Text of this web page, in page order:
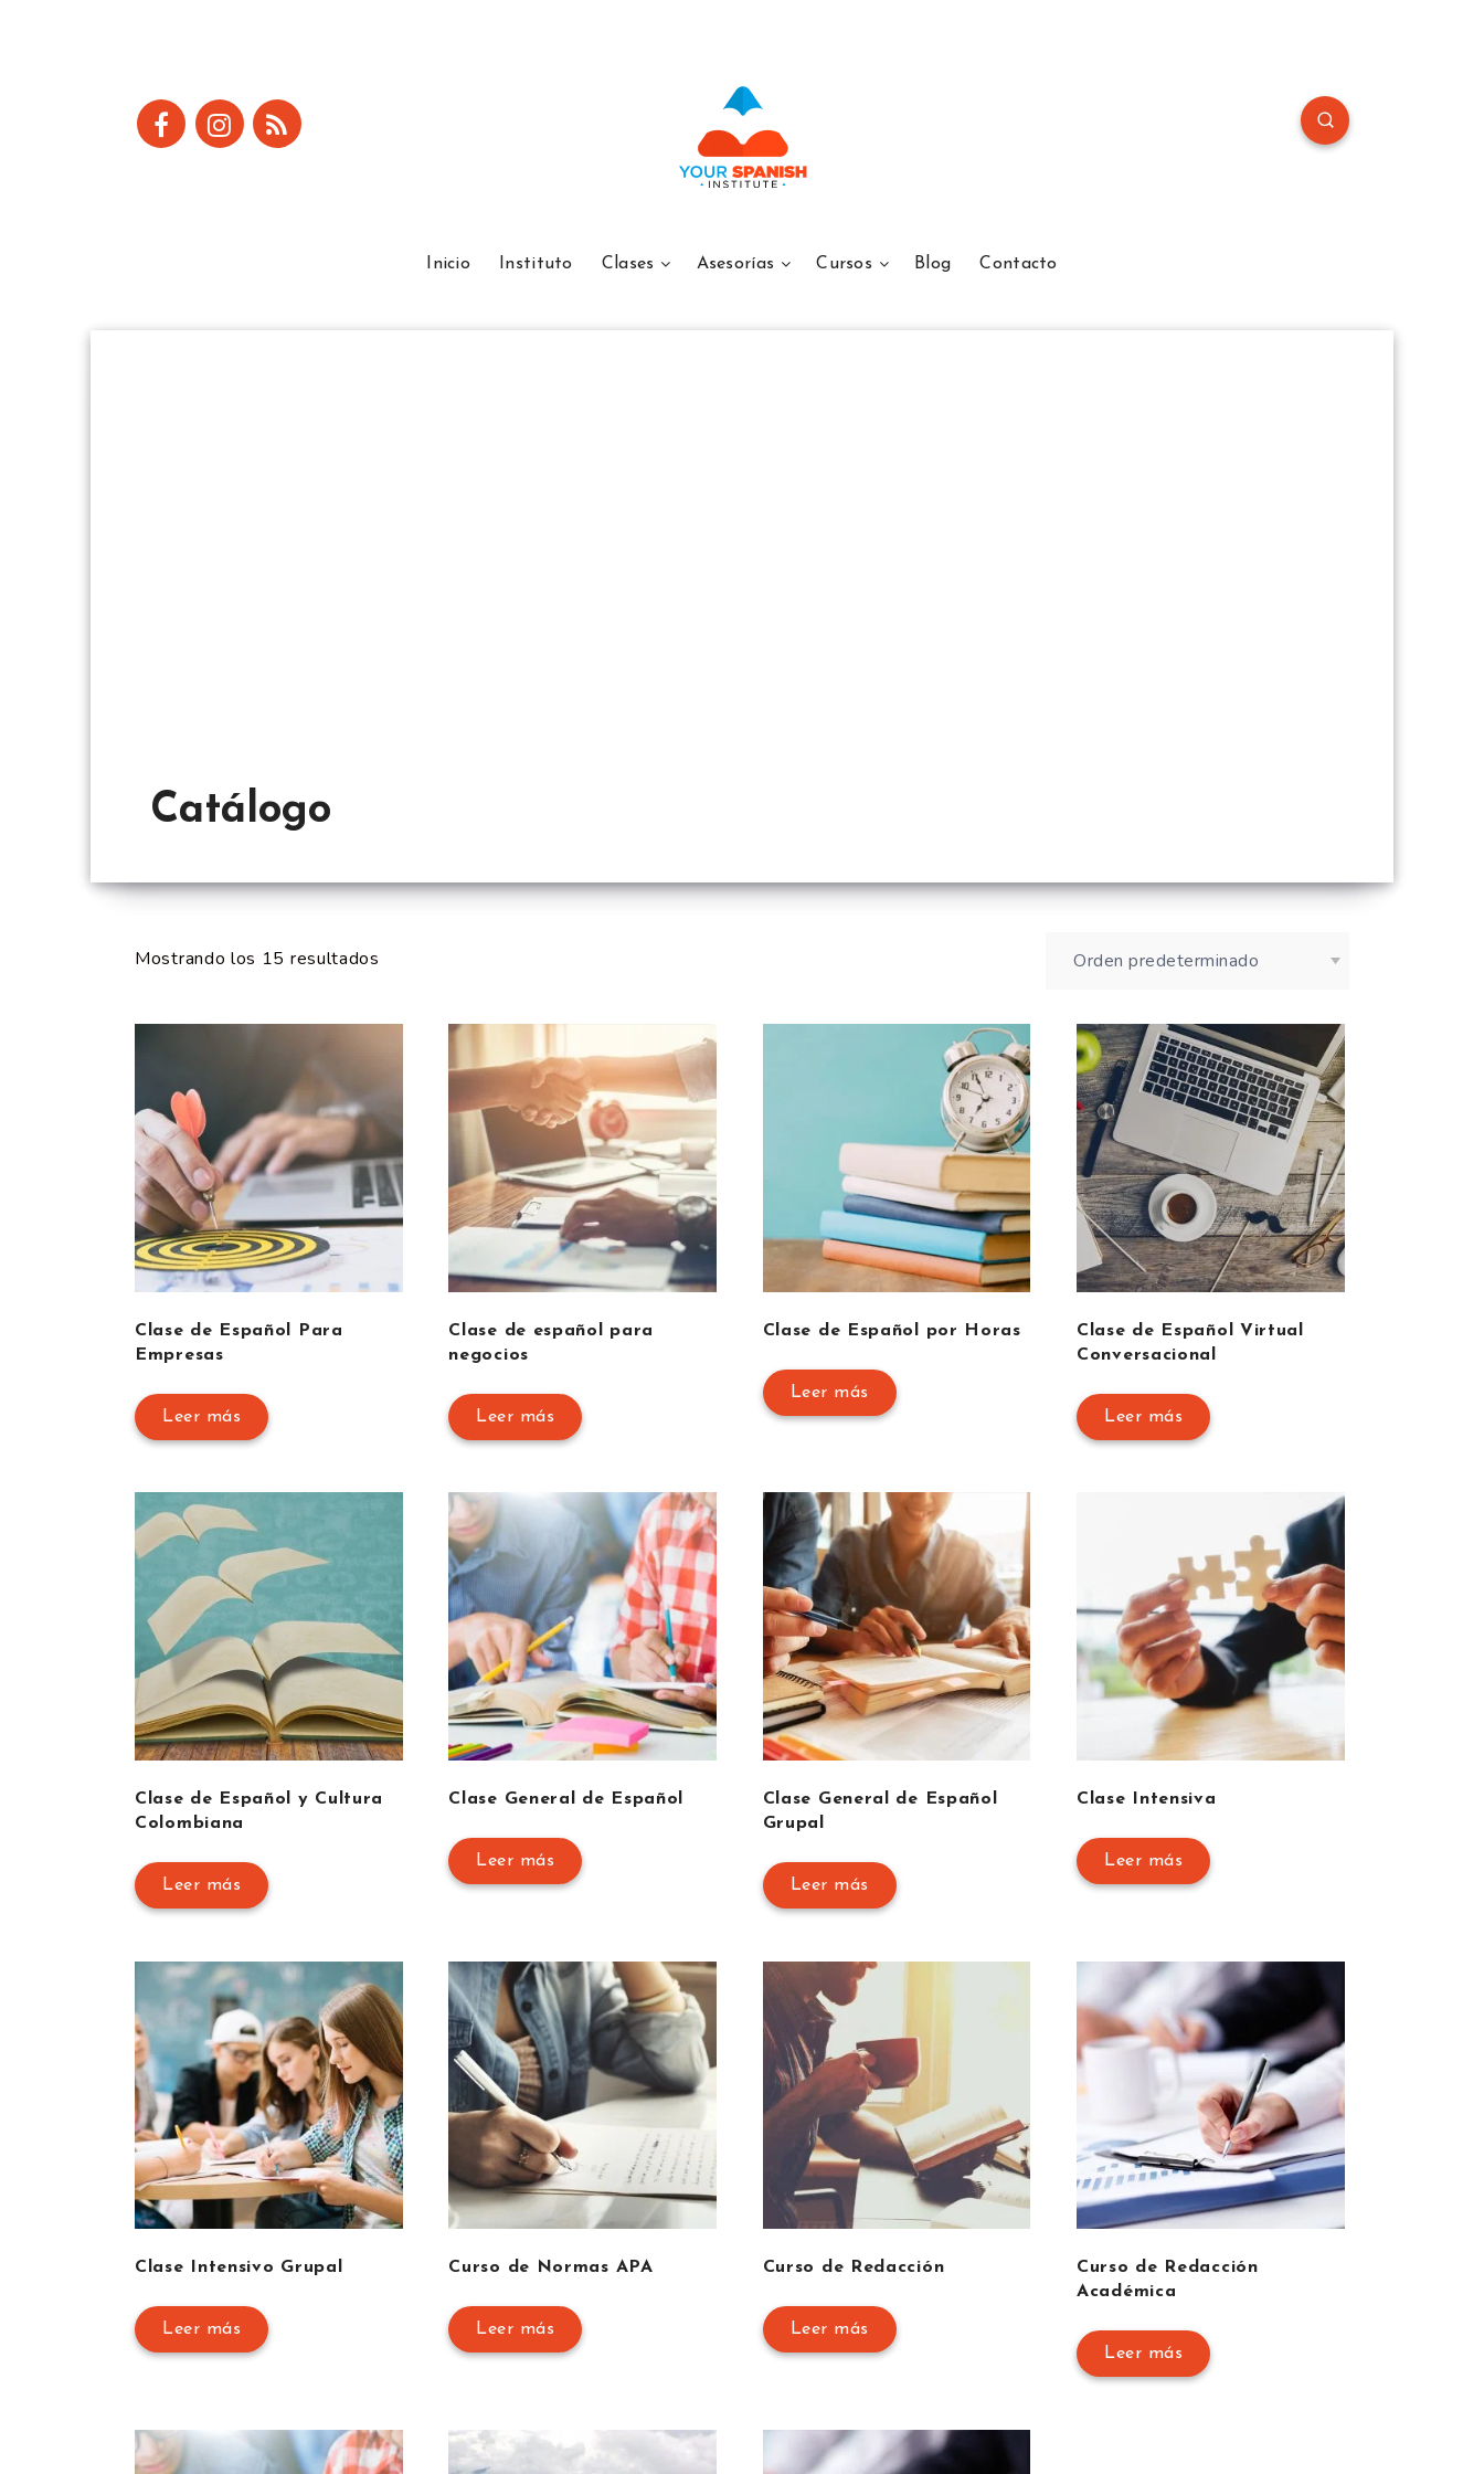
Inicio Instituto Clases Asesorías Cursos Blog Contacto
Catálogo
Mostrando los 15 resultados
Clase de Español Para
Empresas
Leer más
Clase de español para
negocios
Leer más
Clase de Español por Horas
Leer más
Clase de Español Virtual
Conversacional
Leer más
Clase de Español y Cultura
Colombiana
Leer más
Clase General de Español
Leer más
Clase General de Español
Grupal
Leer más
Clase Intensiva
Leer más
Clase Intensivo Grupal
Leer más
Curso de Normas APA
Leer más
Curso de Redacción
Leer más
Curso de Redacción
Académica
Leer más